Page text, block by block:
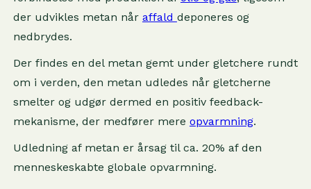
der udvikles metan når affald deponeres og
nedbrydes.
Der findes en del metan gemt under gletchere rundt
om i verden, den metan udledes når gletcherne
smelter og udgør dermed en positiv feedback-
mekanisme, der medfører mere opvarmning.
Udledning af metan er årsag til ca. 20% af den
menneskeskabte globale opvarmning.